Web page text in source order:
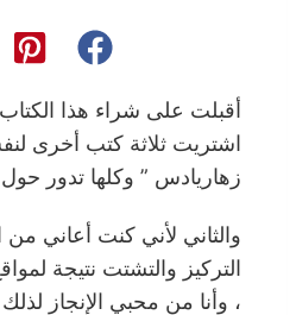
أقبلت على شراء هذا الكتاب
اشتريت ثلاثة كتب أخرى
زهاريادس ” وكلها تدور
والثاني لأني كنت أعاني
التركيز والتشتت نتيجة
، وأنا من محبي الإنجاز